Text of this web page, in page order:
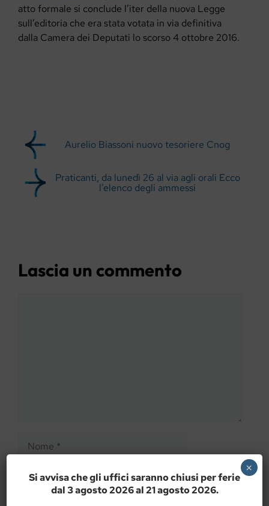
atto formale si conclude l’iter della nuova Legge
sull’editoria che era stata votata in via definitiva
dalla Camera dei Deputati lo scorso 4 ottobre 2016.
Aurelio Biassoni nuovo tesoriere Cnog
Praticanti, da lunedì 26 al via agli orali Ecco
l’elenco degli ammessi
Lascia un commento
Email
Si avvisa che gli uffici saranno chiusi per ferie
dal 3 agosto 2026 al 21 agosto 2026.
×